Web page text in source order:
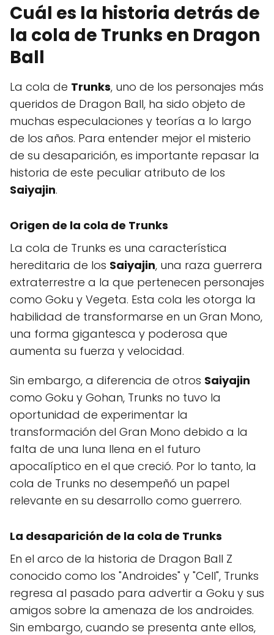
Cuál es la historia detrás de
la cola de Trunks en Dragon
Ball
La cola de Trunks, uno de los personajes más
queridos de Dragon Ball, ha sido objeto de
muchas especulaciones y teorías a lo largo
de los años. Para entender mejor el misterio
de su desaparición, es importante repasar la
historia de este peculiar atributo de los
Saiyajin.
Origen de la cola de Trunks
La cola de Trunks es una característica
hereditaria de los Saiyajin, una raza guerrera
extraterrestre a la que pertenecen personajes
como Goku y Vegeta. Esta cola les otorga la
habilidad de transformarse en un Gran Mono,
una forma gigantesca y poderosa que
aumenta su fuerza y velocidad.
Sin embargo, a diferencia de otros Saiyajin
como Goku y Gohan, Trunks no tuvo la
oportunidad de experimentar la
transformación del Gran Mono debido a la
falta de una luna llena en el futuro
apocalíptico en el que creció. Por lo tanto, la
cola de Trunks no desempeñó un papel
relevante en su desarrollo como guerrero.
La desaparición de la cola de Trunks
En el arco de la historia de Dragon Ball Z
conocido como los "Androides" y "Cell", Trunks
regresa al pasado para advertir a Goku y sus
amigos sobre la amenaza de los androides.
Sin embargo, cuando se presenta ante ellos,